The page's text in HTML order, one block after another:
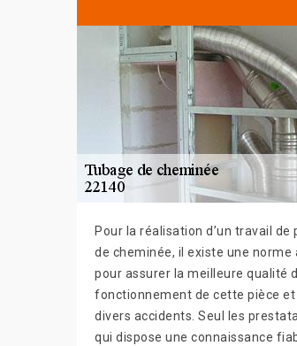
Pour la réalisation d’un travail de
de cheminée, il existe une norme
pour assurer la meilleure qualité
fonctionnement de cette pièce et
divers accidents. Seul les
qui dispose une connaissance